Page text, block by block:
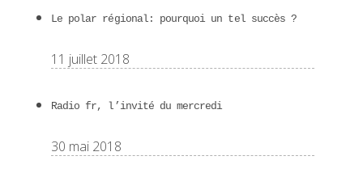
Le polar régional: pourquoi un tel succès ?
11 juillet 2018
Radio fr, l’invité du mercredi
30 mai 2018